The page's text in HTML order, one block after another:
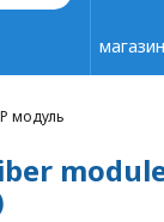
модуль
module